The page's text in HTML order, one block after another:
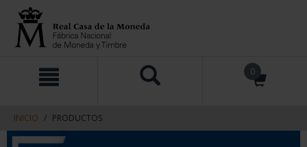
contenido
navegacin
0
INICIO PRODUCTOS